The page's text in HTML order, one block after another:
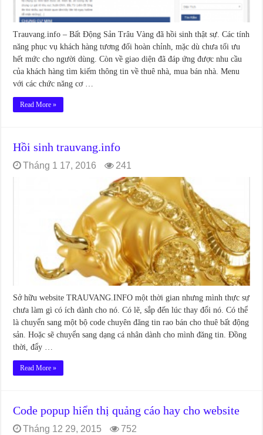
Trauvang.info – Bất Động Sản Trâu Vàng đã hồi sinh thật sự. Các tính
năng phục vụ khách hàng tương đối hoàn chỉnh, mặc dù chưa tối ưu
hết mức cho người dùng. Còn về giao diện đã đáp ứng được nhu cầu
của khách hàng tìm kiếm thông tin về thuê nhà, mua bán nhà. Menu
với các chức năng cơ …
Read More »
Hồi sinh trauvang.info
Tháng 1 17, 2016 241
Sở hữu website TRAUVANG.INFO một thời gian nhưng mình thực sự
chưa làm gì có ích dành cho nó. Có lẽ, sắp đến lúc thay đổi nó. Có thể
là chuyển sang một bộ code chuyên đăng tin rao bán cho thuê bất động
sản. Hoặc sẽ chuyển sang dạng cá nhân dành cho mình đăng tin. Đồng
thời, đẩy …
Read More »
Code popup hiển thị quảng cáo hay cho website
Tháng 12 29, 2015 752